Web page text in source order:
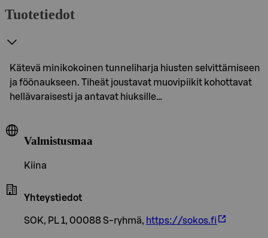
Tuotetiedot
Kätevä minikokoinen tunneliharja hiusten selvittämiseen
ja föönaukseen. Tiheät joustavat muovipiikit kohottavat
hellävaraisesti ja antavat hiuksille…
Valmistusmaa
Kiina
Yhteystiedot
SOK, PL 1, 00088 S-ryhmä, https://sokos.fi